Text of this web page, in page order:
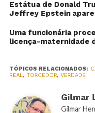
Estátua de Donald
Jeffrey Epstein
Uma funcionária
licença-maternidade
TÓPICOS RELACIONADOS:
REAL , TORCEDOR, VERDADE
Gilmar
Gilmar